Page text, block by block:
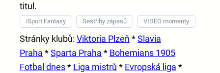
titul.
iSport Fantasy Sestřihy zápasů VIDEO momenty
Stránky klubů: Viktoria Plzeň *Slavia
Praha *Sparta Praha * Bohemians 1905
Fotbal dnes* Liga mistrů * Evropská liga *